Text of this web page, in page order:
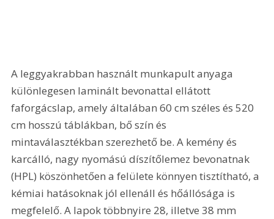
A leggyakrabban használt munkapult anyaga
különlegesen laminált bevonattal ellátott
faforgácslap, amely általában 60 cm széles és 520
cm hosszú táblákban, bő szín és
mintaválasztékban szerezhető be. A kemény és
karcálló, nagy nyomású díszítőlemez bevonatnak
(HPL) köszönhetően a felülete könnyen tisztítható, a
kémiai hatásoknak jól ellenáll és hőállósága is
megfelelő. A lapok többnyire 28, illetve 38 mm